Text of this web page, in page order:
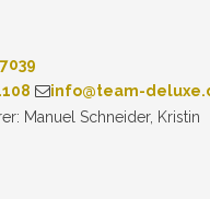
info@team-
Manuel Schneider, Kristin